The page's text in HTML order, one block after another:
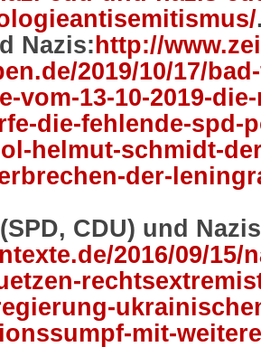
Nazis: http://
2019/10/17/
vom-13-10-2019-
die-fehlende-spd-
helmut-schmidt-
der-
CDU) und
2016/09/15/
mit-